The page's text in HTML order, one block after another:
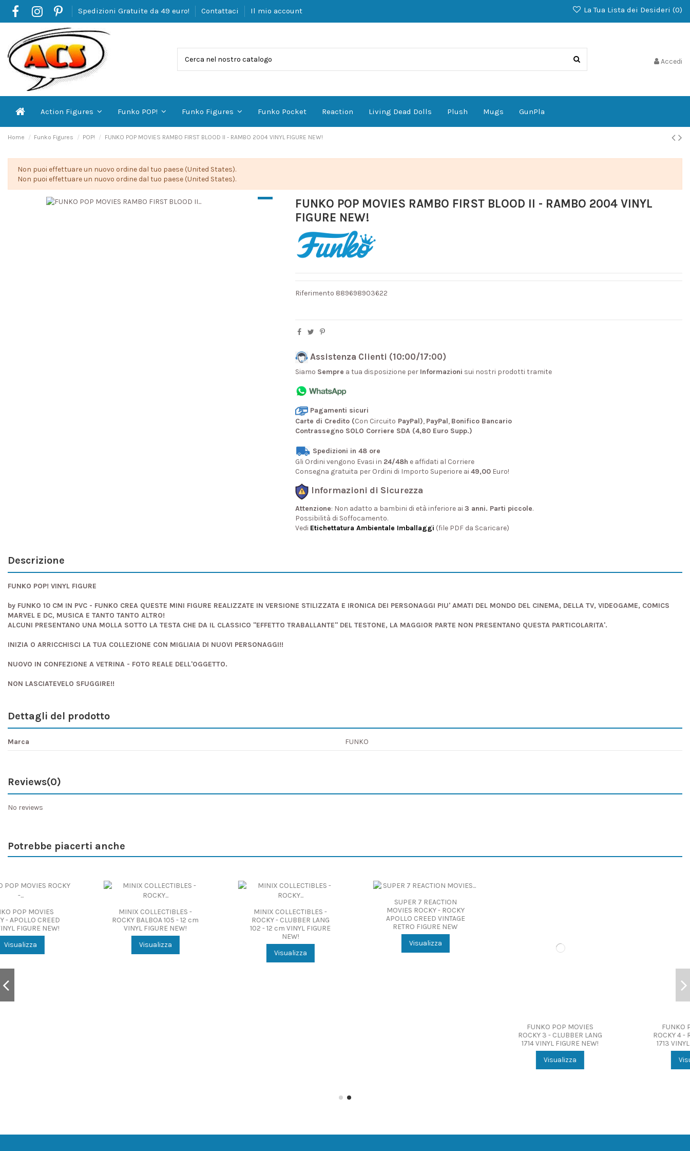
Spedizioni Gratuite da 49 euro! Contattaci Il mio account La Tua Lista dei Desideri (0)
Accedi
Action Figures Funko POP! Funko Figures Funko Pocket Reaction Living Dead Dolls Plush Mugs GunPla
Home Funko Figures POP! FUNKO POP MOVIES RAMBO FIRST BLOOD II - RAMBO 2004 VINYL FIGURE NEW!
Non puoi effettuare un nuovo ordine dal tuo paese (United States).
Non puoi effettuare un nuovo ordine dal tuo paese (United States).
FUNKO POP MOVIES RAMBO FIRST BLOOD II - RAMBO 2004 VINYL
FIGURE NEW!
Riferimento 889698903622
Assistenza Clienti (10:00/17:00)
Siamo Sempre a tua disposizione per Informazioni sui nostri prodotti tramite
Pagamenti sicuri
Carte di Credito (Con Circuito PayPal), PayPal, Bonifico Bancario
Contrassegno SOLO Corriere SDA (4,80 Euro Supp.)
Spedizioni in 48 ore
Gli Ordini vengono Evasi in 24/48h e affidati al Corriere
Consegna gratuita per Ordini di Importo Superiore ai 49,00 Euro!
Informazioni di Sicurezza
Attenzione: Non adatto a bambini di età inferiore ai 3 anni. Parti piccole.
Possibilità di Soffocamento.
Vedi Etichettatura Ambientale Imballaggi (file PDF da Scaricare)
Descrizione
FUNKO POP! VINYL FIGURE
by FUNKO 10 CM IN PVC - FUNKO CREA QUESTE MINI FIGURE REALIZZATE IN VERSIONE STILIZZATA E IRONICA DEI PERSONAGGI PIU' AMATI DEL MONDO DEL CINEMA, DELLA TV, VIDEOGAME, COMICS
MARVEL E DC, MUSICA E TANTO TANTO ALTRO!
ALCUNI PRESENTANO UNA MOLLA SOTTO LA TESTA CHE DA IL CLASSICO "EFFETTO TRABALLANTE" DEL TESTONE, LA MAGGIOR PARTE NON PRESENTANO QUESTA PARTICOLARITA'.
INIZIA O ARRICCHISCI LA TUA COLLEZIONE CON MIGLIAIA DI NUOVI PERSONAGGI!!
NUOVO IN CONFEZIONE A VETRINA - FOTO REALE DELL'OGGETTO.
NON LASCIATEVELO SFUGGIRE!!
Dettagli del prodotto
Marca FUNKO
Reviews(0)
No reviews
Potrebbe piacerti anche
MINIX COLLECTIBLES -
ROCKY - CLUBBER LANG
102 - 12 cm VINYL FIGURE
MOVIES ROCKY - ROCKY
APOLLO CREED VINTAGE
RETRO FIGURE NEW
ROCKY 4 - ROCKY BALBOA
FUNKO POP MOVIES
ROCKY 4 - IVAN DRAGO 1715
VINYL FIGURE NEW!